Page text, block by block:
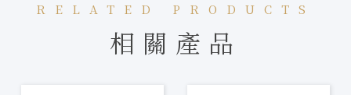
RELATED PRODUCTS
相關產品